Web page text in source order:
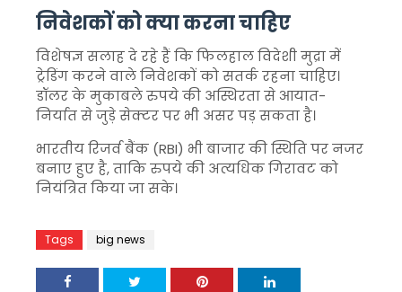
निवेशकों को क्या करना चाहिए
विशेषज्ञ सलाह दे रहे हैं कि फिलहाल विदेशी मुद्रा में
ट्रेडिंग करने वाले निवेशकों को सतर्क रहना चाहिए।
डॉलर के मुकाबले रुपये की अस्थिरता से आयात-
निर्यात से जुड़े सेक्टर पर भी असर पड़ सकता है।
भारतीय रिजर्व बैंक (RBI) भी बाजार की स्थिति पर नजर
बनाए हुए है, ताकि रुपये की अत्यधिक गिरावट को
नियंत्रित किया जा सके।
Tags big news